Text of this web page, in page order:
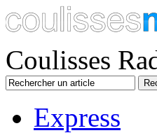
Coulisses
Express